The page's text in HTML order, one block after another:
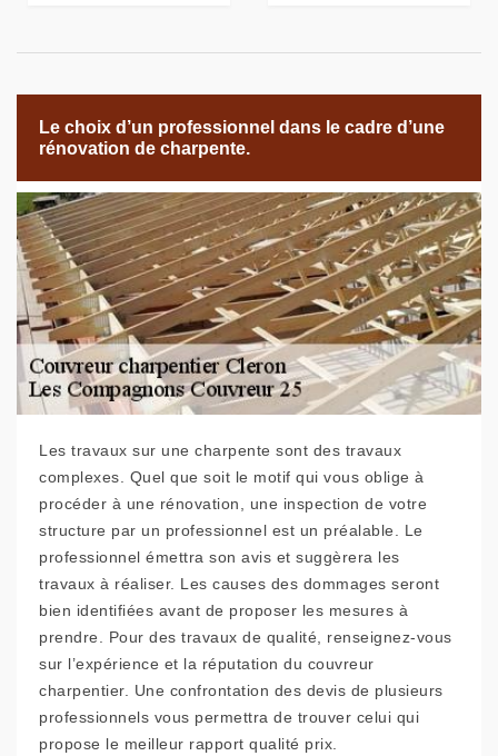
Le choix d’un professionnel dans le cadre d’une
rénovation de charpente.
Les travaux sur une charpente sont des travaux
complexes. Quel que soit le motif qui vous oblige à
procéder à une rénovation, une inspection de votre
structure par un professionnel est un préalable. Le
professionnel émettra son avis et suggèrera les
travaux à réaliser. Les causes des dommages seront
bien identifiées avant de proposer les mesures à
prendre. Pour des travaux de qualité, renseignez-vous
sur l’expérience et la réputation du couvreur
charpentier. Une confrontation des devis de plusieurs
professionnels vous permettra de trouver celui qui
propose le meilleur rapport qualité prix.